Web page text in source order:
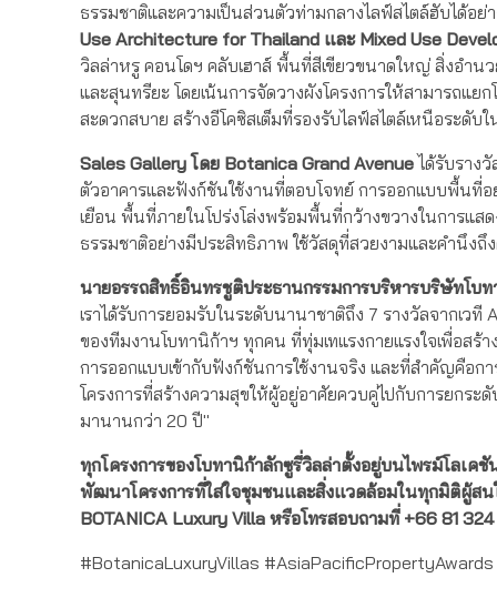
ธรรมชาติและความเป็นส่วนตัวท่ามกลางไลฟ์สไตล์ฮับได้อย่
Use Architecture for Thailand และMixed Use
วิลล่าหรู คอนโดฯ คลับเฮาส์ พื้นที่สีเขียวขนาดใหญ่ สิ่งอำ
และสุนทรียะ โดยเน้นการจัดวางผังโครงการให้สามารถแ
สะดวกสบาย สร้างอีโคซิสเต็มที่รองรับไลฟ์สไตล์เหนือระดับใ
Sales Galleryโดย Botanica Grand Avenueได้รับราง
ตัวอาคารและฟังก์ชันใช้งานที่ตอบโจทย์ การออกแบบพื้นที่
เยือน พื้นที่ภายในโปร่งโล่งพร้อมพื้นที่กว้างขวางในการแส
ธรรมชาติอย่างมีประสิทธิภาพ ใช้วัสดุที่สวยงามและคำนึง
นายอรรถสิทธิ์อินทรชูติประธานกรรมการบริหารบริษัทโบ
เราได้รับการยอมรับในระดับนานาชาติถึง 7 รางวัลจากเ
ของทีมงานโบทานิก้าฯ ทุกคน ที่ทุ่มเทแรงกายแรงใจเพื่อส
การออกแบบเข้ากับฟังก์ชันการใช้งานจริง และที่สำคัญคือ
โครงการที่สร้างความสุขให้ผู้อยู่อาศัยควบคู่ไปกับการยกร
มานานกว่า 20 ปี"
ทุกโครงการของโบทานิก้าลักซูรี่วิลล่าตั้งอยู่บนไพรม์โลเค
พัฒนาโครงการที่ใส่ใจชุมชนและสิ่งแวดล้อมในทุกมิติผู้สน
BOTANICA Luxury Villa หรือโทรสอบถามที่+66 81
#BotanicaLuxuryVillas